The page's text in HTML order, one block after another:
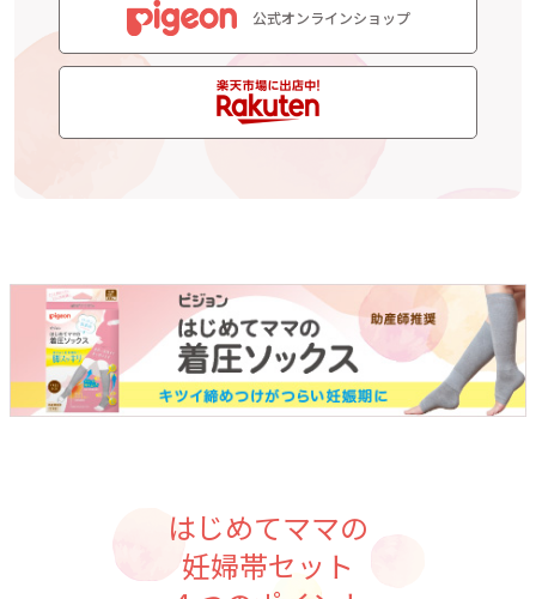
公式オンラインショップ
はじめてママの
妊婦帯セット